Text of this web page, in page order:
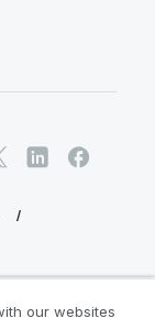
무단 전재
our websites